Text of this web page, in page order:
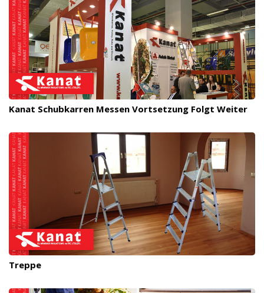
Kanat Schubkarren Messen Vortsetzung Folgt Weiter
Treppe